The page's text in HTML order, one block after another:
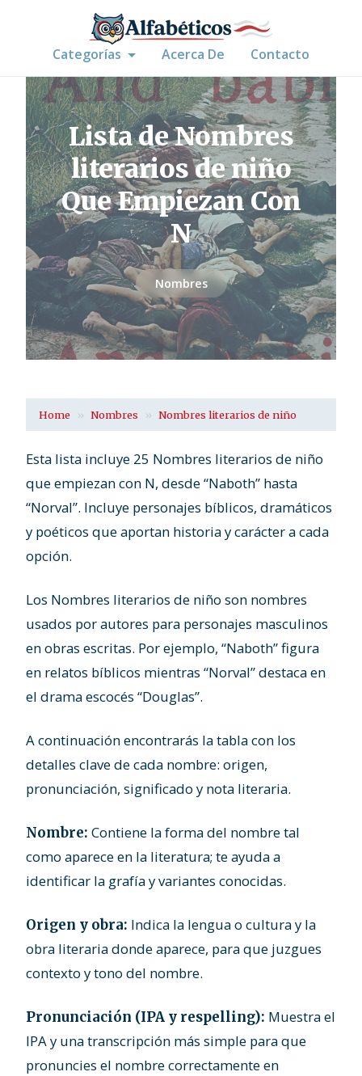
Categorías Acerca De Contacto
Lista de Nombres
literarios de niño
Que Empiezan Con
N
Nombres
Home Nombres Nombres literarios de niño
Esta lista incluye 25 Nombres literarios de niño
que empiezan con N, desde “Naboth” hasta
“Norval”. Incluye personajes bíblicos, dramáticos
y poéticos que aportan historia y carácter a cada
opción.
Los Nombres literarios de niño son nombres
usados por autores para personajes masculinos
en obras escritas. Por ejemplo, “Naboth” figura
en relatos bíblicos mientras “Norval” destaca en
el drama escocés “Douglas”.
A continuación encontrarás la tabla con los
detalles clave de cada nombre: origen,
pronunciación, significado y nota literaria.
Nombre: Contiene la forma del nombre tal
como aparece en la literatura; te ayuda a
identificar la grafía y variantes conocidas.
Origen y obra: Indica la lengua o cultura y la
obra literaria donde aparece, para que juzgues
contexto y tono del nombre.
Pronunciación (IPA y respelling): Muestra el
IPA y una transcripción más simple para que
pronuncies el nombre correctamente en